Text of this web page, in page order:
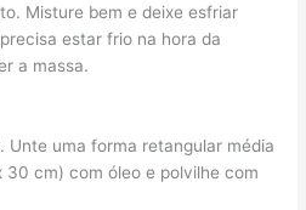
Misture bem e deixe esfriar
estar frio na hora da
a massa.
Unte uma forma retangular média
30 cm) com óleo e polvilhe com